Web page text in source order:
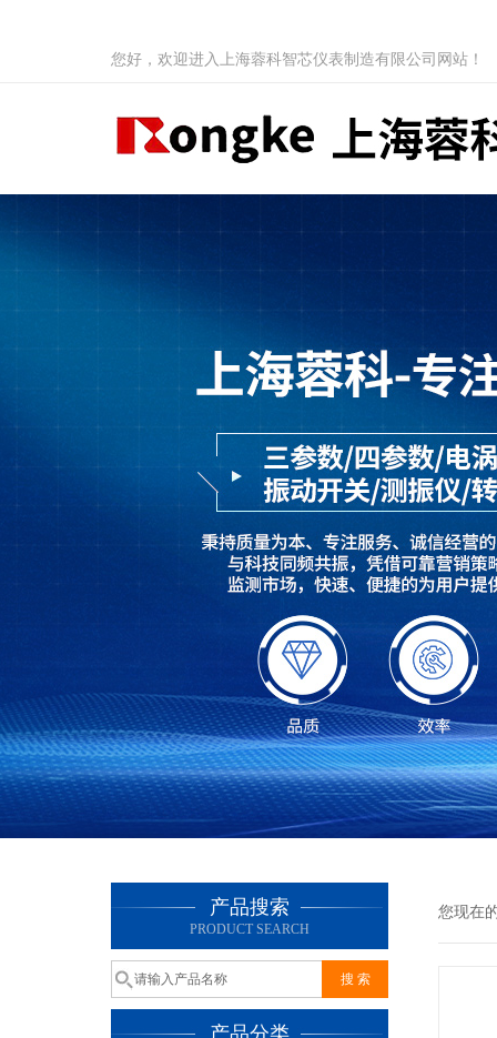
您好，欢迎进入上海蓉科智芯仪表制造有限公司网站！
产品搜索
PRODUCT SEARCH
产品分类
您现在